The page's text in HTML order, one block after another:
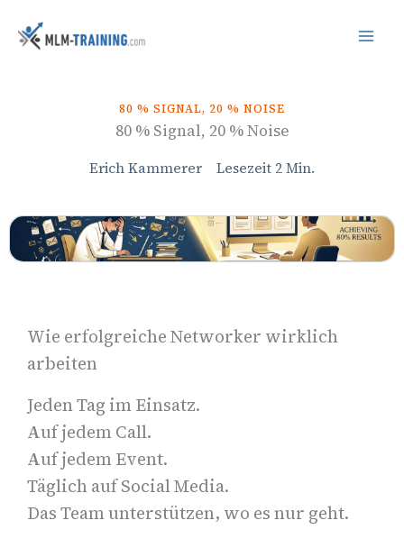
springen
Inhalt
80 % SIGNAL, 20 % NOISE
80 % Signal, 20 % Noise
Erich Kammerer Lesezeit 2 Min.
Wie erfolgreiche Networker wirklich
arbeiten
Jeden Tag im Einsatz.
Auf jedem Call.
Auf jedem Event.
Täglich auf Social Media.
Das Team unterstützen, wo es nur geht.